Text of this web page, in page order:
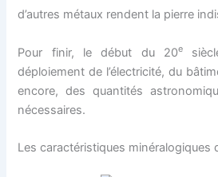
d’autres métaux rendent la pierre
Pour finir, le début du 20e
déploiement de l’électricité, du
encore, des quantités
nécessaires.
Les caractéristiques minéralogiques